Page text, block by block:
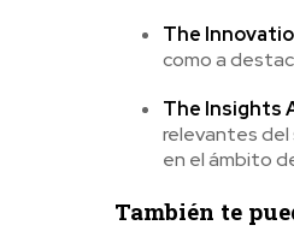
The
como a
The Insights
relevantes del
en el ámbito
También te